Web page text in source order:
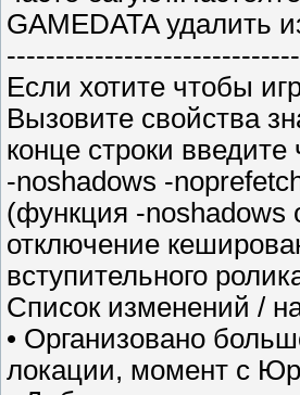
GAMEDATA удалить
Если хотите чтобы
Вызовите свойства
конце строки введите
-noshadows -
(функция -noshadows
отключение
вступительного
Список изменений /
• Организовано
локации, момент с